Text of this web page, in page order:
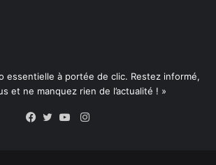
essentielle à portée de clic. Restez informé,
et ne manquez rien de l’actualité ! »
Instagram